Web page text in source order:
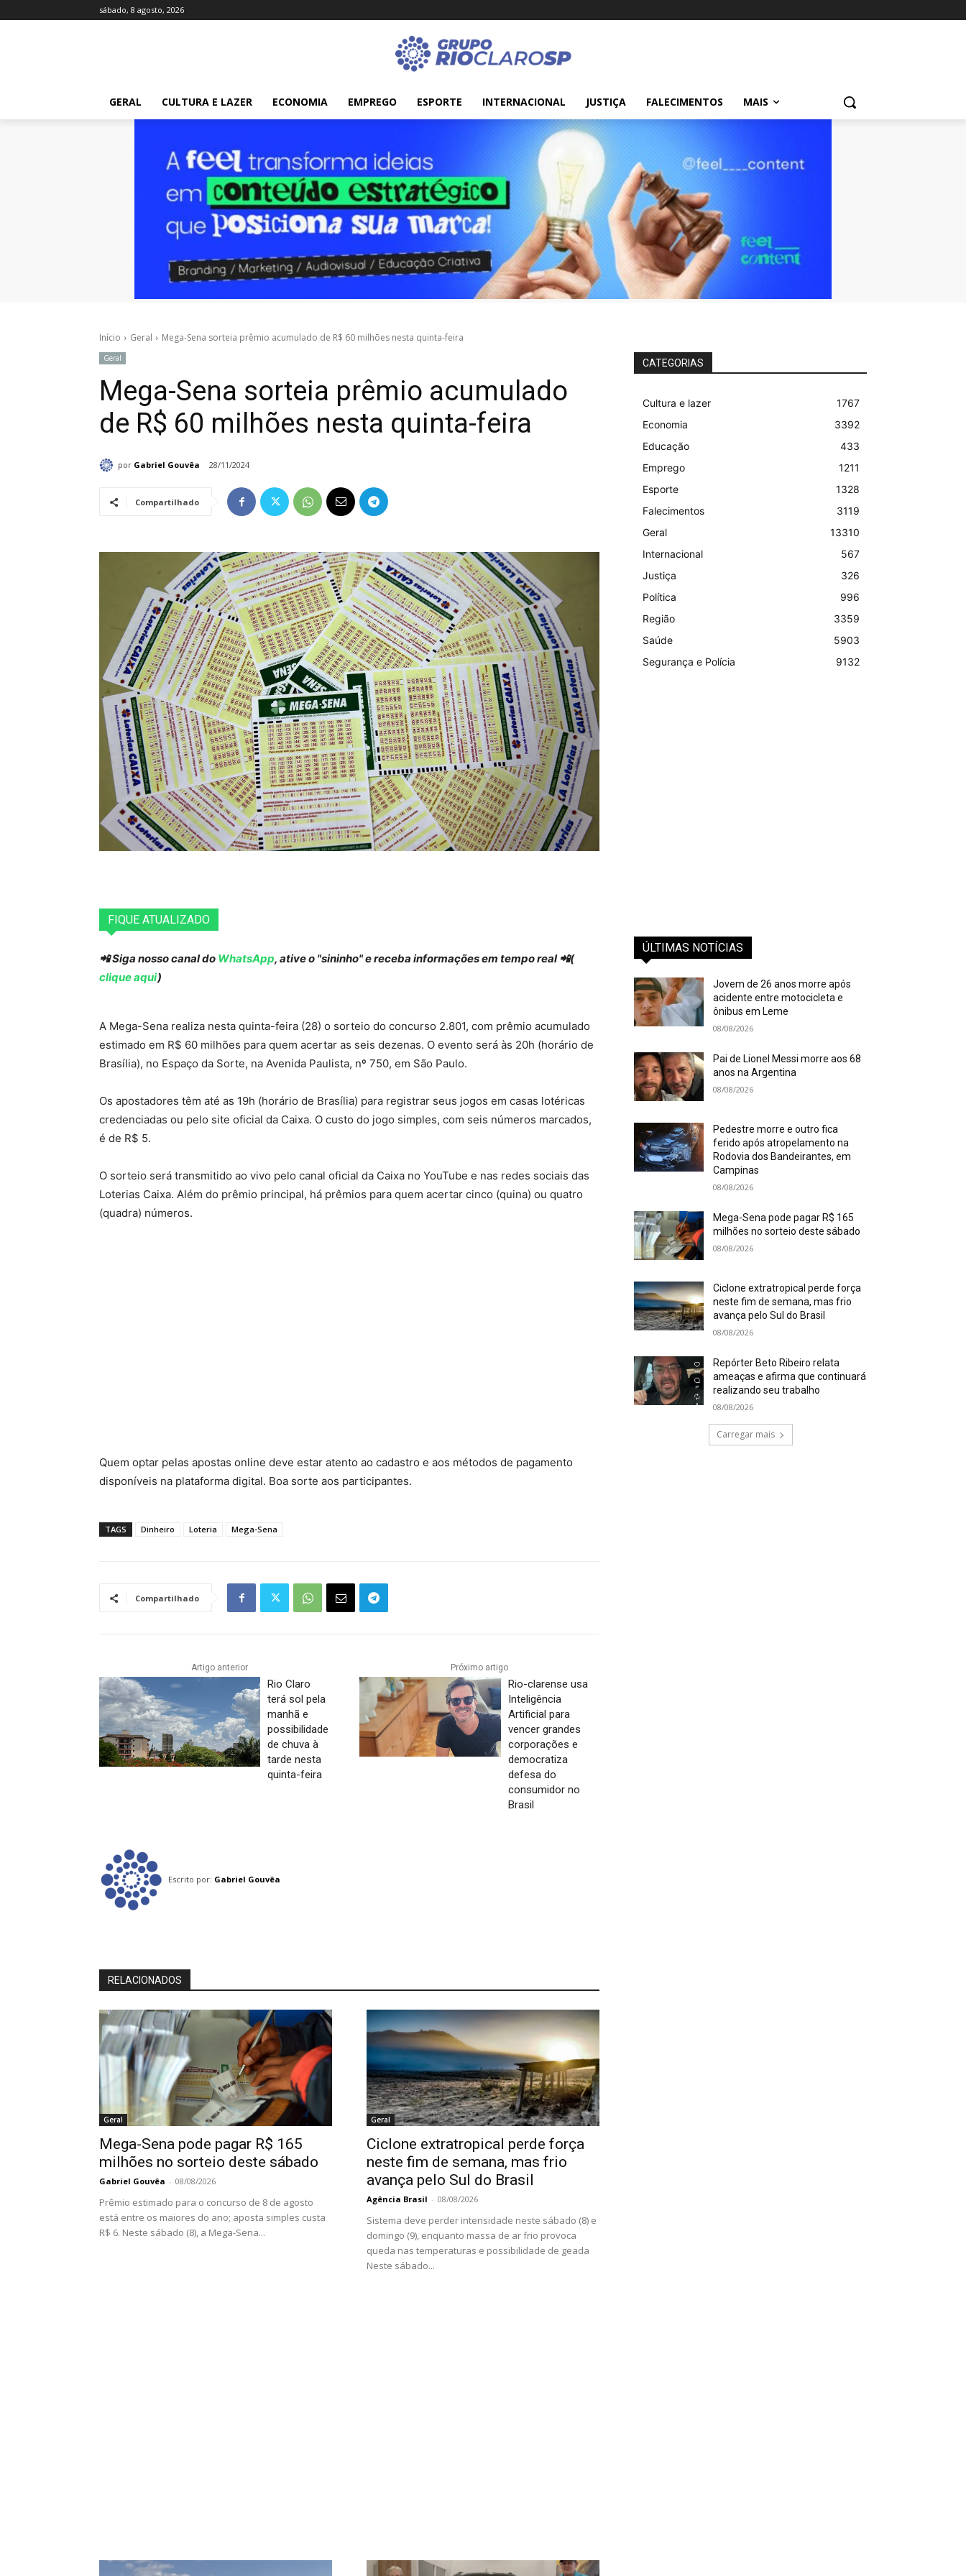
sábado, 8 agosto, 2026
GERAL CULTURA E LAZER ECONOMIA EMPREGO ESPORTE INTERNACIONAL JUSTIÇA FALECIMENTOS MAIS
Início Geral Mega-Sena sorteia prêmio acumulado de R$ 60 milhões nesta quinta-feira
Geral
Mega-Sena sorteia prêmio acumulado
de R$ 60 milhões nesta quinta-feira
por Gabriel Gouvêa 28/11/2024
Compartilhado
FIQUE ATUALIZADO
📲 Siga nosso canal do WhatsApp, ative o "sininho" e receba informações em tempo real 📲(
clique aqui)
A Mega-Sena realiza nesta quinta-feira (28) o sorteio do concurso 2.801, com prêmio acumulado
estimado em R$ 60 milhões para quem acertar as seis dezenas. O evento será às 20h (horário de
Brasília), no Espaço da Sorte, na Avenida Paulista, nº 750, em São Paulo.
Os apostadores têm até as 19h (horário de Brasília) para registrar seus jogos em casas lotéricas
credenciadas ou pelo site oficial da Caixa. O custo do jogo simples, com seis números marcados,
é de R$ 5.
O sorteio será transmitido ao vivo pelo canal oficial da Caixa no YouTube e nas redes sociais das
Loterias Caixa. Além do prêmio principal, há prêmios para quem acertar cinco (quina) ou quatro
(quadra) números.
Quem optar pelas apostas online deve estar atento ao cadastro e aos métodos de pagamento
disponíveis na plataforma digital. Boa sorte aos participantes.
TAGS Dinheiro Loteria Mega-Sena
Compartilhado
Artigo anterior
Rio Claro
terá sol pela
manhã e
possibilidade
de chuva à
tarde nesta
quinta-feira
Próximo artigo
Rio-clarense usa
Inteligência
Artificial para
vencer grandes
corporações e
democratiza
defesa do
consumidor no
Brasil
Escrito por: Gabriel Gouvêa
RELACIONADOS
Geral
Mega-Sena pode pagar R$ 165
milhões no sorteio deste sábado
Gabriel Gouvêa - 08/08/2026
Prêmio estimado para o concurso de 8 de agosto
está entre os maiores do ano; aposta simples custa
R$ 6. Neste sábado (8), a Mega-Sena...
Geral
Ciclone extratropical perde força
neste fim de semana, mas frio
avança pelo Sul do Brasil
Agência Brasil - 08/08/2026
Sistema deve perder intensidade neste sábado (8) e
domingo (9), enquanto massa de ar frio provoca
queda nas temperaturas e possibilidade de geada
Neste sábado...
CATEGORIAS
Cultura e lazer
1767
Economia
3392
Educação
433
Emprego
1211
Esporte
1328
Falecimentos
3119
Geral
13310
Internacional
567
Justiça
326
Política
996
Região
3359
Saúde
5903
Segurança e Polícia
9132
ÚLTIMAS NOTÍCIAS
Jovem de 26 anos morre após
acidente entre motocicleta e
ônibus em Leme
08/08/2026
Pai de Lionel Messi morre aos 68
anos na Argentina
08/08/2026
Pedestre morre e outro fica
ferido após atropelamento na
Rodovia dos Bandeirantes, em
Campinas
08/08/2026
Mega-Sena pode pagar R$ 165
milhões no sorteio deste sábado
08/08/2026
Ciclone extratropical perde força
neste fim de semana, mas frio
avança pelo Sul do Brasil
08/08/2026
Repórter Beto Ribeiro relata
ameaças e afirma que continuará
realizando seu trabalho
08/08/2026
Carregar mais